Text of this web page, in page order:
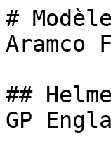
#
Aramco
##
GP